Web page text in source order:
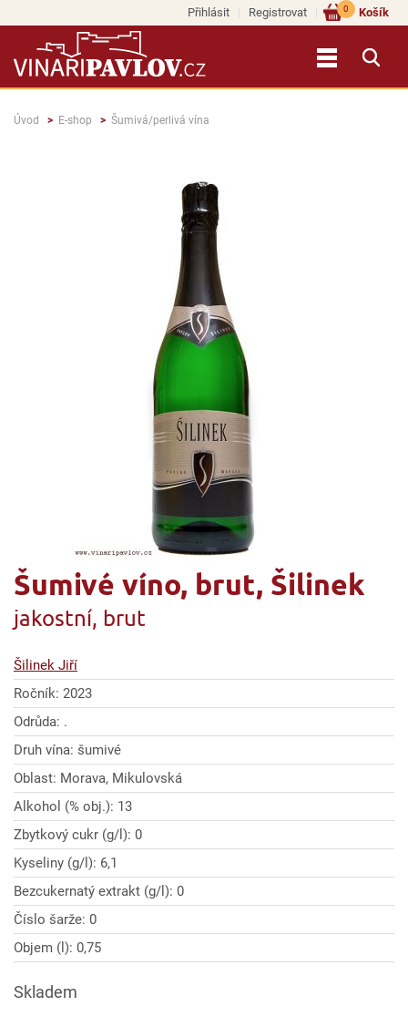
Přihlásit Registrovat Košík
0
Úvod E-shop Šumivá/perlivá vína
Šumivé víno, brut, Šilinek
jakostní, brut
Šilinek Jiří
Ročník: 2023
Odrůda: .
Druh vína: šumivé
Oblast: Morava, Mikulovská
Alkohol (% obj.): 13
Zbytkový cukr (g/l): 0
Kyseliny (g/l): 6,1
Bezcukernatý extrakt (g/l): 0
Číslo šarže: 0
Objem (l): 0,75
Skladem